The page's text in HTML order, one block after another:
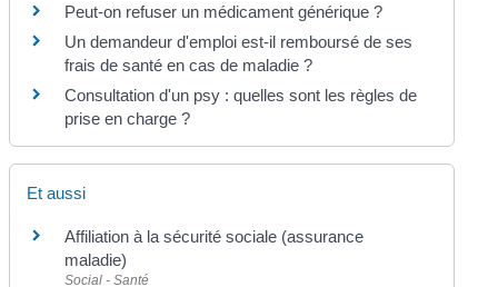
Peut-on refuser un médicament générique ?
Un demandeur d'emploi est-il remboursé de ses
frais de santé en cas de maladie ?
Consultation d'un psy : quelles sont les règles de
prise en charge ?
Et aussi
Affiliation à la sécurité sociale (assurance
maladie)
Social - Santé